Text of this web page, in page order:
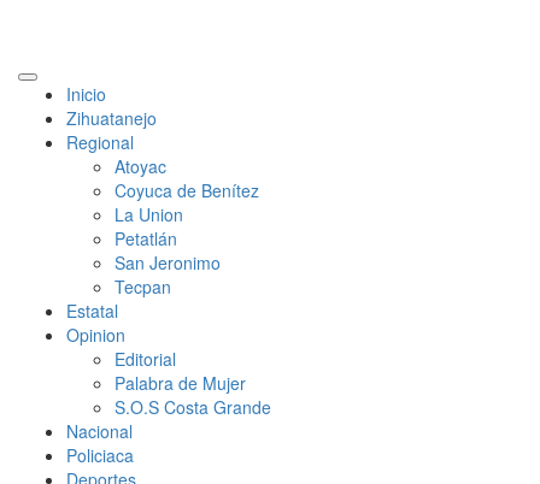
Primary
Menu
Inicio
Zihuatanejo
Regional
Atoyac
Coyuca de Benítez
La Union
Petatlán
San Jeronimo
Tecpan
Estatal
Opinion
Editorial
Palabra de Mujer
S.O.S Costa Grande
Nacional
Policiaca
Deportes